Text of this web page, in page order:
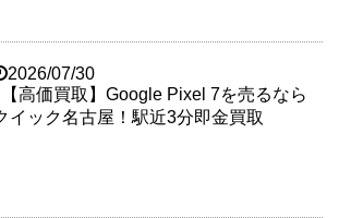
2026/07/30
【高価買取】Google Pixel 7を売るなら
イック名古屋！駅近3分即金買取